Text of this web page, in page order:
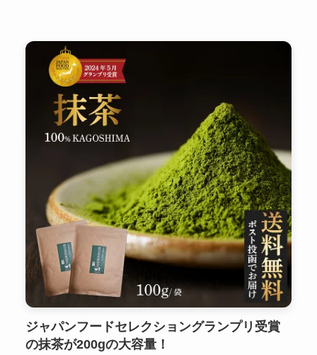
ジャパンフードセレクショングランプリ受賞
の抹茶が200gの大容量！